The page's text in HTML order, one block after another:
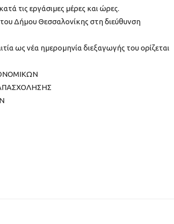
τις εργάσιμες μέρες και ώρες.
Δήμου Θεσσαλονίκης στη διεύθυνση
ως νέα ημερομηνία διεξαγωγής του ορίζεται